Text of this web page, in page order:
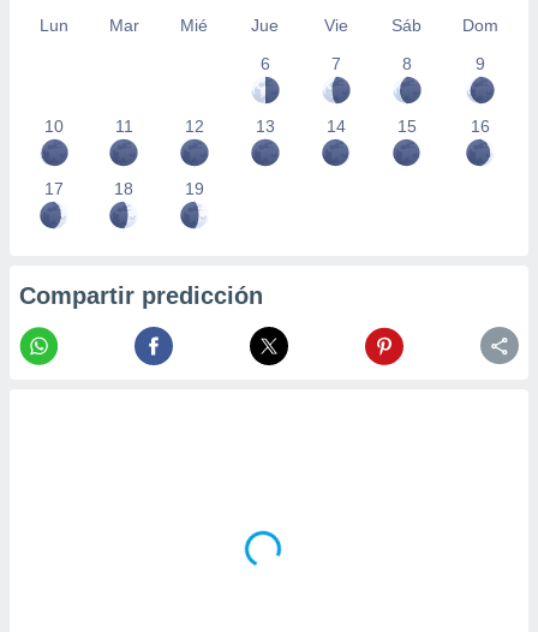
Lun Mar Mié Jue Vie Sáb
Dom
6
7 8 9
10 11 12 13 14 15 16
17 18 19
Compartir predicción